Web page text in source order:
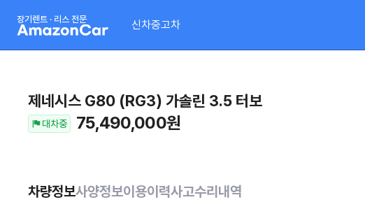
장기렌트 · 리스 전문 신차중고차
제네시스 G80 (RG3) 가솔린 3.5 터보
대차중 75,490,000원
차량정보사양정보이용이력사고수리내역